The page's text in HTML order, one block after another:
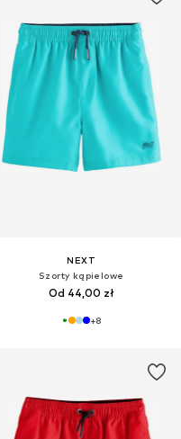
NEXT
Szorty kąpielowe
Od 44,00 zł
+8